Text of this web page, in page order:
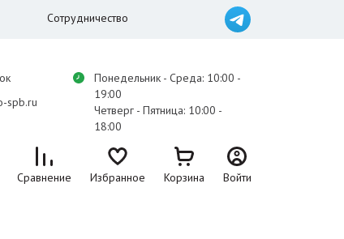
Сотрудничество
spb.ru
Понедельник - Среда: 10:00 -
19:00
Четверг - Пятница: 10:00 -
18:00
Сравнение Избранное Корзина Войти